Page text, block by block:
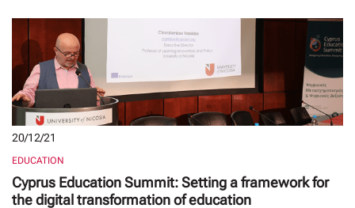
20/12/21
EDUCATION
Cyprus Education Summit: Setting a framework for
the digital transformation of education